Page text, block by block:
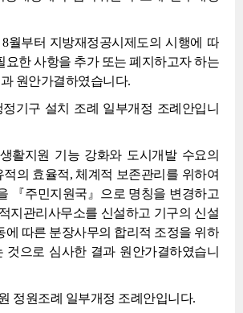
월부터 지방재정공시제도의 시행에 따
요한 사항을 추가 또는 폐지하고자 하는
원안가결하였습니다.
기구 설치 조례 일부개정 조례안입니
활지원 기능 강화와 도시개발 수요의
적의 효율적, 체계적 보존관리를 위하여
『주민지원국』으로 명칭을 변경하고
지관리사무소를 신설하고 기구의 신설
에 따른 분장사무의 합리적 조정을 위하
것으로 심사한 결과 원안가결하였습니
정원조례 일부개정 조례안입니다.